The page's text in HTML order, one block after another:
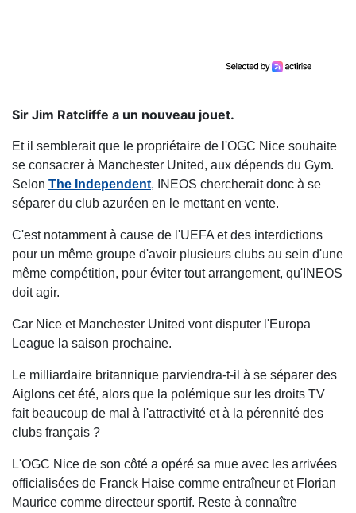
Sir Jim Ratcliffe a un nouveau jouet.
Et il semblerait que le propriétaire de l'OGC Nice souhaite
se consacrer à Manchester United, aux dépends du Gym.
Selon The Independent, INEOS chercherait donc à se
séparer du club azuréen en le mettant en vente.
C'est notamment à cause de l'UEFA et des interdictions
pour un même groupe d'avoir plusieurs clubs au sein d'une
même compétition, pour éviter tout arrangement, qu'INEOS
doit agir.
Car Nice et Manchester United vont disputer l'Europa
League la saison prochaine.
Le milliardaire britannique parviendra-t-il à se séparer des
Aiglons cet été, alors que la polémique sur les droits TV
fait beaucoup de mal à l'attractivité et à la pérennité des
clubs français ?
L'OGC Nice de son côté a opéré sa mue avec les arrivées
officialisées de Franck Haise comme entraîneur et Florian
Maurice comme directeur sportif. Reste à connaître